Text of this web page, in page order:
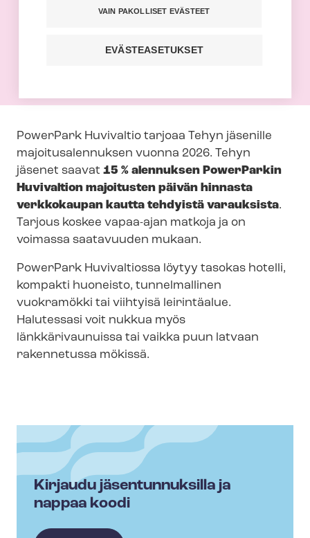
Tehyn jäsenet saavat 15 % alennuksen
Huvivaltion majoituksista.
PowerPark Huvivaltio tarjoaa Tehyn jäsenille
ma­joi­tus­alen­nuk­sen vuonna 2026. Tehyn
jäsenet saavat 15 % alennuksen PowerParkin
Huvivaltion majoitusten päivän hinnasta
verkkokaupan kautta tehdyistä varauksista.
Tarjous koskee vapaa-ajan matkoja ja on
voimassa saatavuuden mukaan.
PowerPark Huvivaltiossa löytyy tasokas hotelli,
kompakti huoneisto, tunnelmallinen
vuokramökki tai viihtyisä leirintäalue.
Halutessasi voit nukkua myös
länkkärivaunuissa tai vaikka puun latvaan
rakennetussa mökissä.
Kirjaudu jäsentunnuksilla ja
nappaa koodi
VAIN PAKOLLISET EVÄSTEET
EVÄSTEASETUKSET